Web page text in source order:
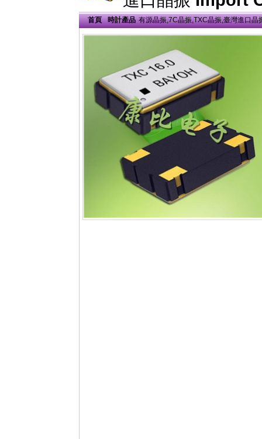
首頁 時計產品 有源晶振,7C晶振,TXC晶振,臺灣進口